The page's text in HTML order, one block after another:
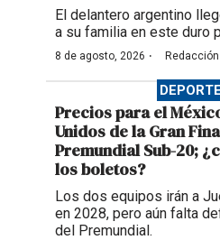
El delantero argentino
a su familia en este duro
8 de agosto, 2026 · Redacción
Precios para el
Unidos de la Gran
Premundial Sub-20;
los boletos?
Los dos equipos irán a
en 2028, pero aún falta
del Premundial.